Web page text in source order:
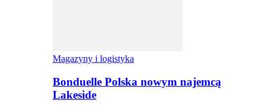
Magazyny i logistyka
Bonduelle Polska nowym najemcą
Lakeside